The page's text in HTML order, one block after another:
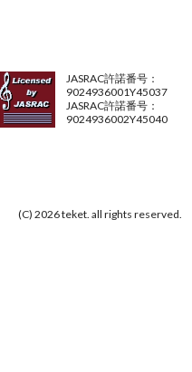
JASRAC許諾番号：
9024936001Y45037
JASRAC許諾番号：
9024936002Y45040
(C) 2026 teket. all rights reserved.